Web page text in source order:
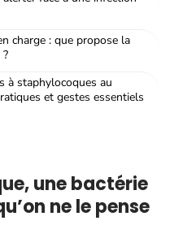
charge : que propose la
à staphylocoques au
et gestes essentiels
une bactérie
ne le pense